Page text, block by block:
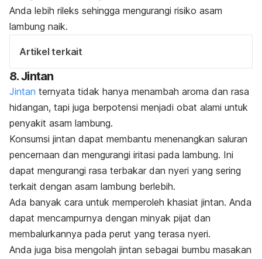
Anda lebih rileks sehingga mengurangi risiko asam
lambung naik.
Artikel terkait
8. Jintan
Jintan ternyata tidak hanya menambah aroma dan rasa
hidangan, tapi juga berpotensi menjadi obat alami untuk
penyakit asam lambung.
Konsumsi jintan dapat membantu menenangkan saluran
pencernaan dan mengurangi iritasi pada lambung. Ini
dapat mengurangi rasa terbakar dan nyeri yang sering
terkait dengan asam lambung berlebih.
Ada banyak cara untuk memperoleh khasiat jintan. Anda
dapat mencampurnya dengan minyak pijat dan
membalurkannya pada perut yang terasa nyeri.
Anda juga bisa mengolah jintan sebagai bumbu masakan